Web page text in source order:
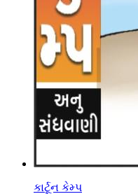
કાર્ટૂન કેમ્પ